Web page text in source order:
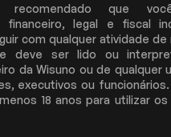
recomendado que
financeiro, legal e fiscal
com qualquer atividade de
deve ser lido ou
da Wisuno ou de qualquer
executivos ou
18 anos para utilizar